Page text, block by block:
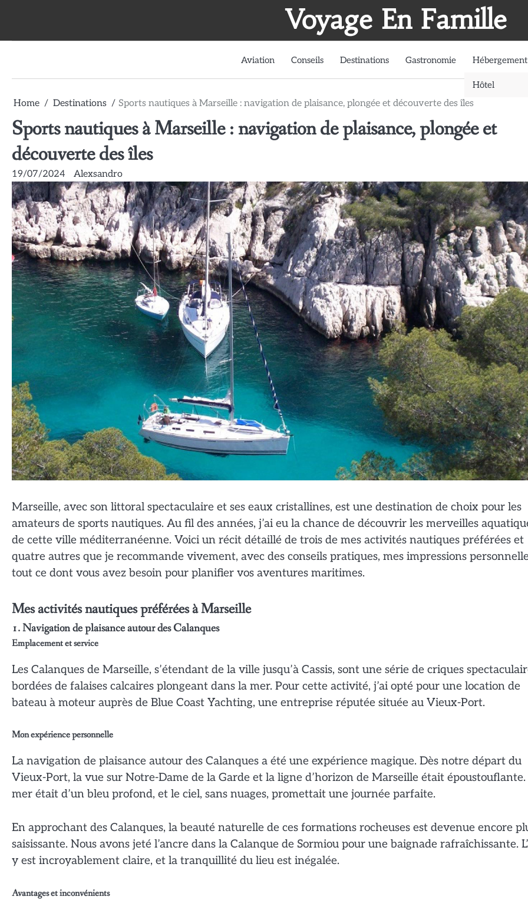
Voyage En Famille
Aviation Conseils Destinations Gastronomie Hébergement
Hôtel
Home Destinations Sports nautiques à Marseille : navigation de plaisance, plongée et découverte des îles
Sports nautiques à Marseille : navigation de plaisance, plongée et
découverte des îles
19/07/2024 Alexsandro
Marseille, avec son littoral spectaculaire et ses eaux cristallines, est une destination de choix pour les
amateurs de sports nautiques. Au fil des années, j’ai eu la chance de découvrir les merveilles
de cette ville méditerranéenne. Voici un récit détaillé de trois de mes activités nautiques préférées et
quatre autres que je recommande vivement, avec des conseils pratiques, mes impressions
tout ce dont vous avez besoin pour planifier vos aventures maritimes.
Mes activités nautiques préférées à Marseille
1. Navigation de plaisance autour des Calanques
Emplacement et service
Les Calanques de Marseille, s’étendant de la ville jusqu’à Cassis, sont une série de criques
bordées de falaises calcaires plongeant dans la mer. Pour cette activité, j’ai opté pour une location de
bateau à moteur auprès de Blue Coast Yachting, une entreprise réputée située au Vieux-Port.
Mon expérience personnelle
La navigation de plaisance autour des Calanques a été une expérience magique. Dès notre départ du
Vieux-Port, la vue sur Notre-Dame de la Garde et la ligne d’horizon de Marseille était époustouflante.
mer était d’un bleu profond, et le ciel, sans nuages, promettait une journée parfaite.
En approchant des Calanques, la beauté naturelle de ces formations rocheuses est devenue encore
saisissante. Nous avons jeté l’ancre dans la Calanque de Sormiou pour une baignade rafraîchissante.
y est incroyablement claire, et la tranquillité du lieu est inégalée.
Avantages et inconvénients